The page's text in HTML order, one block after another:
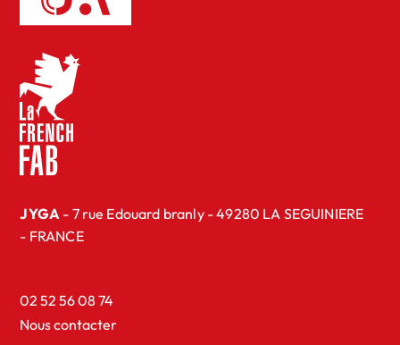
JYGA - 7 rue Edouard branly - 49280 LA SEGUINIERE
- FRANCE
02 52 56 08 74
Nous contacter